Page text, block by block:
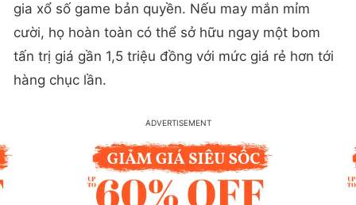
gia xổ số game bản quyền. Nếu may mắn mỉm
cười, họ hoàn toàn có thể sở hữu ngay một bom
tấn trị giá gần 1,5 triệu đồng với mức giá rẻ hơn tới
hàng chục lần.